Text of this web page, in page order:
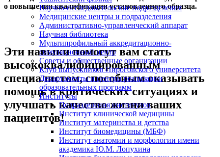
Научно-исследовательские подразделения
Медицинские центры и подразделения
Административно-управленческий аппарат
Научная библиотека
Мультипрофильный аккредитационно-
симуляционный центр
Советы и общественные организации
Клуб выпускников Пироговского университета
Департаменты и центры реализации
образовательных программ
Институты
Подразделения институтов
Институт клинической медицины
Институт материнства и детства
Институт биомедицины (МБФ)
Институт анатомии и морфологии имени
академика Ю.М. Лопухина
о повышении квалификации установленного образца.
Эти навыки помогут вам стать
высококвалифицированным
специалистом, способным оказывать
помощь в критических ситуациях и
улучшать качество жизни ваших
пациентов!